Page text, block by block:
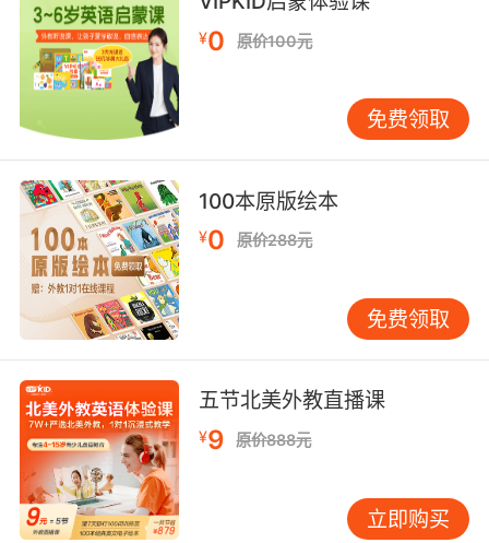
好人缘的蓝色小卡车和没人搭理的翻斗车形成了
鲜明对比，让孩子们明白：友善可以让人与人之
间的关系更融洽；友善待人，自己也会更受欢
迎、更快乐。
《蓝色小卡车》出版7年来，一直高居美国亚马逊
早教儿童书排行榜。在有趣的故事中，各种动物
不断出场，丰富的拟声词大量出现，特别符合低
幼年龄段孩子的认知兴趣，轻松调动起阅读的积
极情绪。
编辑推荐：
低幼宝宝可以从头听到尾的故事绘本
¥0 原价100元
免费领取
100本原版绘本
¥0 原价288元
免费领取
五节北美外教直播课
¥9 原价888元
立即购买